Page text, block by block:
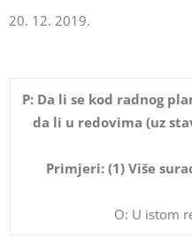
20. 12. 2019.
P: Da li se kod radnog
da li u redovima (uz
Primjeri: (1) Više
O: U istom